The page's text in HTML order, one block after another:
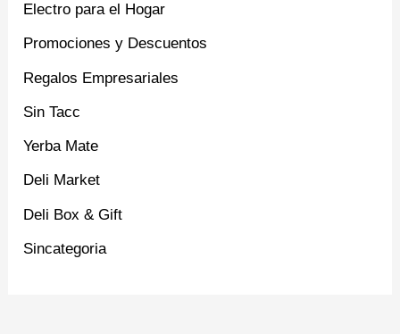
Electro para el Hogar
Promociones y Descuentos
Regalos Empresariales
Sin Tacc
Yerba Mate
Deli Market
Deli Box & Gift
Sincategoria